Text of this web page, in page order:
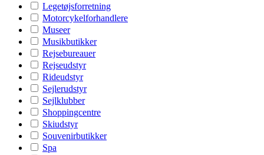
Legetøjsforretning
Motorcykelforhandlere
Museer
Musikbutikker
Rejsebureauer
Rejseudstyr
Rideudstyr
Sejlerudstyr
Sejlklubber
Shoppingcentre
Skiudstyr
Souvenirbutikker
Spa